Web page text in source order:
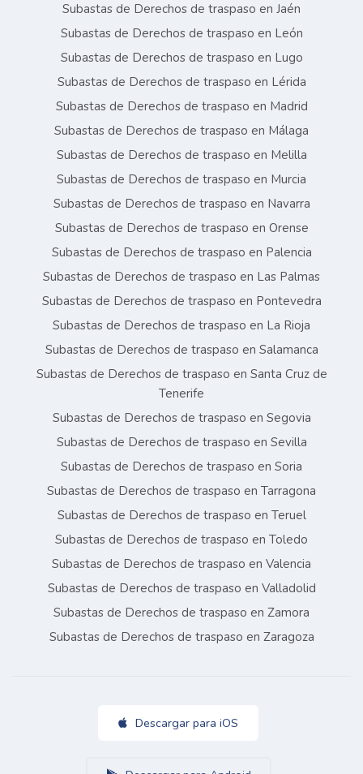
Subastas de Derechos de traspaso en Jaén
Subastas de Derechos de traspaso en León
Subastas de Derechos de traspaso en Lugo
Subastas de Derechos de traspaso en Lérida
Subastas de Derechos de traspaso en Madrid
Subastas de Derechos de traspaso en Málaga
Subastas de Derechos de traspaso en Melilla
Subastas de Derechos de traspaso en Murcia
Subastas de Derechos de traspaso en Navarra
Subastas de Derechos de traspaso en Orense
Subastas de Derechos de traspaso en Palencia
Subastas de Derechos de traspaso en Las Palmas
Subastas de Derechos de traspaso en Pontevedra
Subastas de Derechos de traspaso en La Rioja
Subastas de Derechos de traspaso en Salamanca
Subastas de Derechos de traspaso en Santa Cruz de
Tenerife
Subastas de Derechos de traspaso en Segovia
Subastas de Derechos de traspaso en Sevilla
Subastas de Derechos de traspaso en Soria
Subastas de Derechos de traspaso en Tarragona
Subastas de Derechos de traspaso en Teruel
Subastas de Derechos de traspaso en Toledo
Subastas de Derechos de traspaso en Valencia
Subastas de Derechos de traspaso en Valladolid
Subastas de Derechos de traspaso en Zamora
Subastas de Derechos de traspaso en Zaragoza
Descargar para iOS